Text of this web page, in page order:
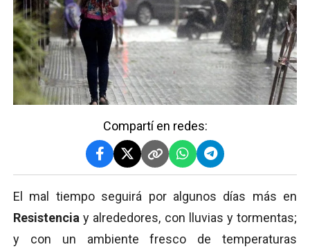
Compartí en redes:
El mal tiempo seguirá por algunos días más en
Resistencia y alrededores, con lluvias y tormentas;
y con un ambiente fresco de temperaturas